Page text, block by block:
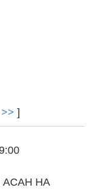
]
АСАН НА